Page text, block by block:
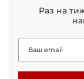
Раз на